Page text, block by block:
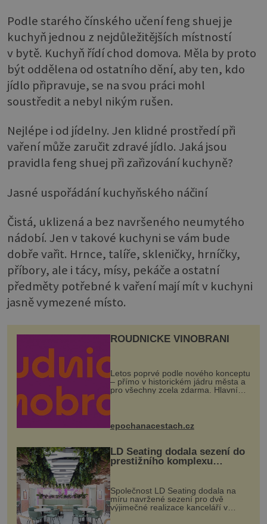
Podle starého čínského učení feng shuej je
kuchyň jednou z nejdůležitějších místností
v bytě. Kuchyň řídí chod domova. Měla by proto
být oddělena od ostatního dění, aby ten, kdo
jídlo připravuje, se na svou práci mohl
soustředit a nebyl nikým rušen.
Nejlépe i od jídelny. Jen klidné prostředí při
vaření může zaručit zdravé jídlo. Jaká jsou
pravidla feng shuej při zařizování kuchyně?
Jasné uspořádání kuchyňského náčiní
Čistá, uklizená a bez navršeného neumytého
nádobí. Jen v takové kuchyni se vám bude
dobře vařit. Hrnce, talíře, skleničky, hrníčky,
příbory, ale i tácy, mísy, pekáče a ostatní
předměty potřebné k vaření mají mít v kuchyni
jasně vymezené místo.
ROUDNICKÉ VINOBRANÍ
Letos poprvé podle nového konceptu
– přímo v historickém jádru města a
pro všechny zcela zdarma. Hlavní
program se odehraje na Karlově a
mohou těšit na víno, burčák, pes...
epochanacestach.cz
LD Seating dodala sezení do
prestižního komplexu
MediaCityUK v Salfordu
Společnost LD Seating dodala na
míru navržené sezení pro dvě
výjimečné realizace kanceláří v
areálu MediaCityUK v anglickém